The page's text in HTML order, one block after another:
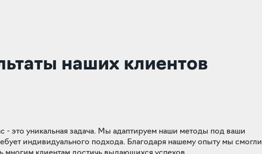
наших клиентов
- это уникальная задача. Мы адаптируем наши методы под ваши
индивидуального подхода. Благодаря нашему опыту мы смогли